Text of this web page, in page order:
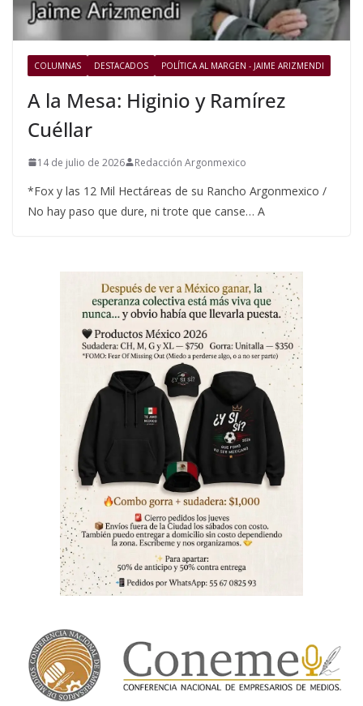
COLUMNAS DESTACADOS POLÍTICA AL MARGEN - JAIME ARIZMENDI
A la Mesa: Higinio y Ramírez
Cuéllar
14 de julio de 2026 Redacción Argonmexico
*Fox y las 12 Mil Hectáreas de su Rancho Argonmexico /
No hay paso que dure, ni trote que canse… A